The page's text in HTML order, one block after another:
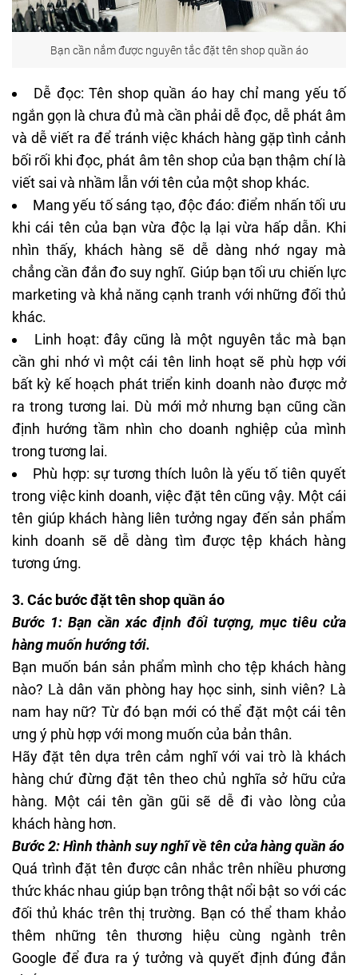
Bạn cần nắm được nguyên tắc đặt tên shop quần áo
Dễ đọc: Tên shop quần áo haychỉ mang yếu tố
ngắn gọn là chưa đủ mà cần phải dễ đọc, dễ phát âm
và dễ viết ra để tránh việc khách hàng gặp tình cảnh
bối rối khi đọc, phát âm tên shop của bạn thậm chí là
viết sai và nhầm lẫn với tên của một shop khác.
Mang yếu tố sáng tạo, độc đáo: điểm nhấn tối ưu
khi cái tên của bạn vừa độc lạ lại vừa hấp dẫn. Khi
nhìn thấy, khách hàng sẽ dễ dàng nhớ ngay mà
chẳng cần đắn đo suy nghĩ. Giúp bạn tối ưu chiến lực
marketing và khả năng cạnh tranh với những đối thủ
khác.
Linh hoạt: đây cũng là một nguyên tắc mà bạn
cần ghi nhớ vì một cái tên linh hoạt sẽ phù hợp với
bất kỳ kế hoạch phát triển kinh doanh nào được mở
ra trong tương lai. Dù mới mở nhưng bạn cũng cần
định hướng tầm nhìn cho doanh nghiệp của mình
trong tương lai.
Phù hợp: sự tương thích luôn là yếu tố tiên quyết
trong việc kinh doanh, việc đặt tên cũng vậy. Một cái
tên giúp khách hàng liên tưởng ngay đến sản phẩm
kinh doanh sẽ dễ dàng tìm được tệp khách hàng
tương ứng.
3. Các bước đặt tên shop quần áo
Bước 1: Bạn cần xác định đối tượng, mục tiêu cửa
hàng muốn hướng tới.
Bạn muốn bán sản phẩm mình cho tệp khách hàng
nào? Là dân văn phòng hay học sinh, sinh viên? Là
nam hay nữ? Từ đó bạn mới có thể đặt một cái tên
ưng ý phù hợp với mong muốn của bản thân.
Hãy đặt tên dựa trên cảm nghĩ với vai trò là khách
hàng chứ đừng đặt tên theo chủ nghĩa sở hữu cửa
hàng. Một cái tên gần gũi sẽ dễ đi vào lòng của
khách hàng hơn.
Bước 2: Hình thành suy nghĩ về tên cửa hàng quần áo
Quá trình đặt tên được cân nhắc trên nhiều phương
thức khác nhau giúp bạn trông thật nổi bật so với các
đối thủ khác trên thị trường. Bạn có thể tham khảo
thêm những tên thương hiệu cùng ngành trên
Google để đưa ra ý tưởng và quyết định đúng đắn